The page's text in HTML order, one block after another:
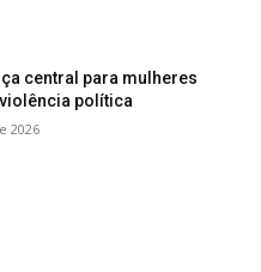
central para mulheres
política
2026